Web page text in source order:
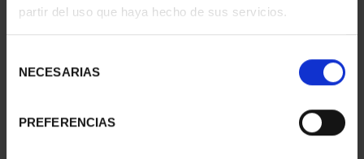
partir del uso que haya hecho de sus servicios.
NECESARIAS
PREFERENCIAS
CAPITALES DE
PROVINCIA COLECCION
3.796,00 €